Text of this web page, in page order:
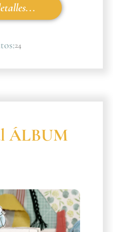
24
ÁLBUM